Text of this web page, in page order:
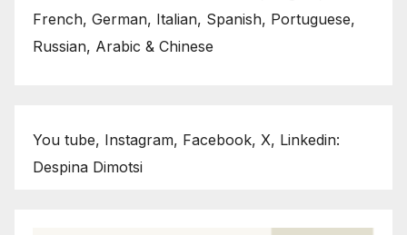
French, German, Italian, Spanish, Portuguese,
Russian, Arabic & Chinese
You tube, Instagram, Facebook, X, Linkedin:
Despina Dimotsi